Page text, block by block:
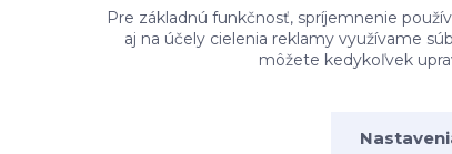
Pre základnú funkčnosť, spríjemnenie
aj na účely cielenia reklamy využívame
môžete kedykoľvek